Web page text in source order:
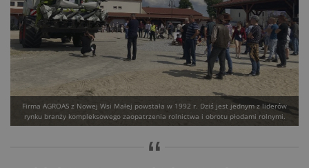
Firma AGROAS z Nowej Wsi Małej powstała w 1992 r. Dziś jest jednym z liderów
rynku branży kompleksowego zaopatrzenia rolnictwa i obrotu płodami rolnymi.